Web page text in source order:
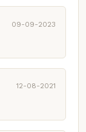
09-09-2023
12-08-2021